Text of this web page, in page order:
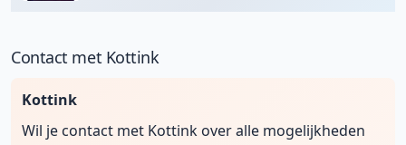
Contact met Kottink
Kottink
Wil je contact met Kottink over alle mogelijkheden